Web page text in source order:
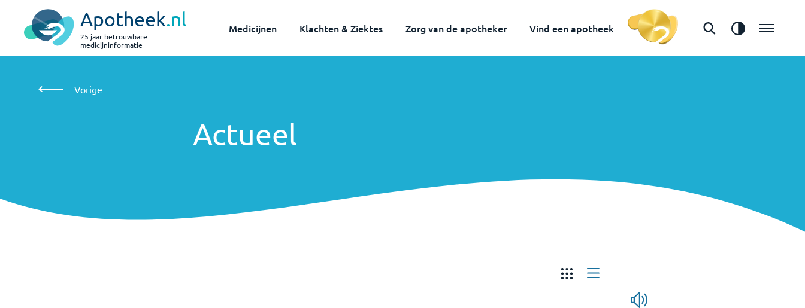
Apotheek.nl
25 jaar betrouwbare
medicijninformatie
Medicijnen Klachten & Ziektes Zorg van de apotheker Vind een apotheek
Vorige
Actueel